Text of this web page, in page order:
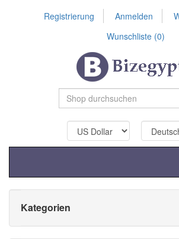
Registrierung Anmelden
Wunschliste (0)
Kategorien